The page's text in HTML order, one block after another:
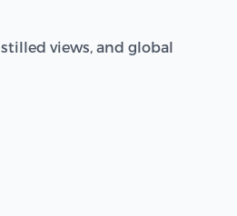
views, and global